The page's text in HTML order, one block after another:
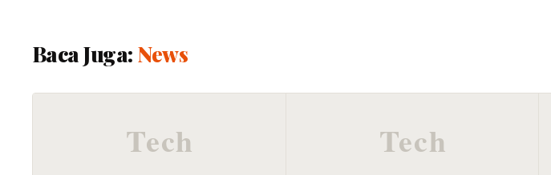
Baca Juga: News